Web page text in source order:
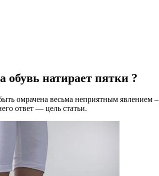
обувь натирает пятки ?
омрачена весьма неприятным явлением –
ответ — цель статьи.